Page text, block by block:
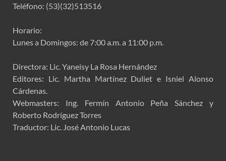
Teléfono: (53)(32)513516
Horario:
Lunes a Domingos: de 7:00 a.m. a 11:00 p.m.
Directora: Lic. Yaneisy La Rosa Hernández
Editores: Lic. Martha Martínez Duliet e Isniel Alonso
Cárdenas.
Webmasters: Ing. Fermín Antonio Peña Sánchez y
Roberto Rodríguez Torres
Traductor: Lic. José Antonio Lucas